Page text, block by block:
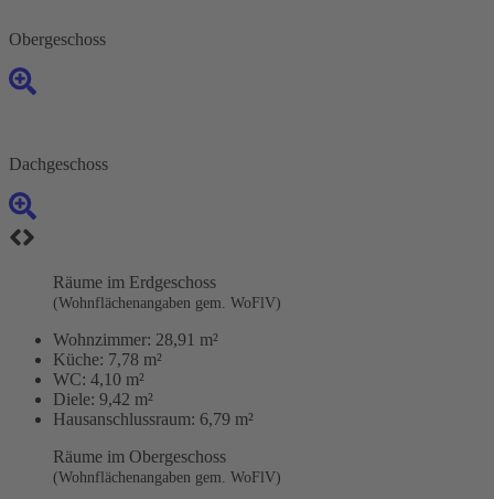
Obergeschoss
Dachgeschoss
Räume im Erdgeschoss
(Wohnflächenangaben gem. WoFlV)
Wohnzimmer: 28,91 m²
Küche: 7,78 m²
WC: 4,10 m²
Diele: 9,42 m²
Hausanschlussraum: 6,79 m²
Räume im Obergeschoss
(Wohnflächenangaben gem. WoFlV)